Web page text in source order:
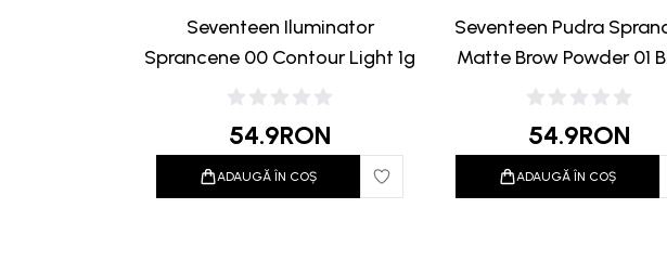
Seventeen Iluminator
Sprancene 00 Contour Light 1g
54.9RON
ADAUGĂ ÎN COȘ
Seventeen Pudra
Matte Brow Powder 01
54.9RON
ADAUGĂ ÎN COȘ